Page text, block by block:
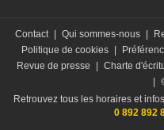
Contact Qui sommes-nous
Politique de cookies
Revue de presse
Charte
Retrouvez tous les horaires et
0 892 892